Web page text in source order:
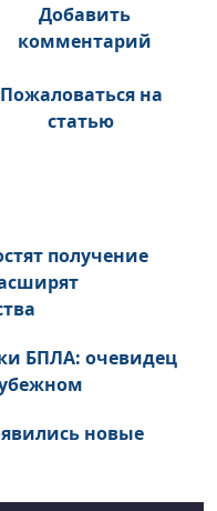
Добавить
комментарий
Пожаловаться на
статью
получение
БПЛА: очевидец
новые